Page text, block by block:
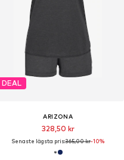
DEAL
ARIZONA
328,50 kr
Senaste lägsta pris:365,00 kr-10%